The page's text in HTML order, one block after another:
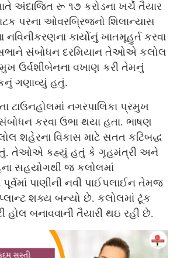
અંદાજિત રૂ ૧૭ કરોડના ખર્ચે તૈયાર
પરના ઓવરબ્રિજનો શિલાન્યાસ
કાર્યોનું ખાતમૂહુર્ત કરવા
સંબોધન દરમિયાન તેઓએ કલોલ
ઉર્વશીબેનના વખાણ કરી તેમનું
ગણાવ્યું હતું.
ટાઉનહોલમાં નગરપાલિકા પ્રમુખ
કરવા ઉભા થયા હતા. ભાષણ
શહેરના વિકાસ માટે સતત કટિબદ્ધ
તેઓએ કહ્યું હતું કે ગૃહમંત્રી અને
સહયોગથી જ કલોલમાં
પાણીની નવી પાઈપલાઈન તેમજ
શક્ય બન્યો છે. કલોલમાં ટૂંક
હોલ બનાવવાની તૈયારી થઇ રહી છે.